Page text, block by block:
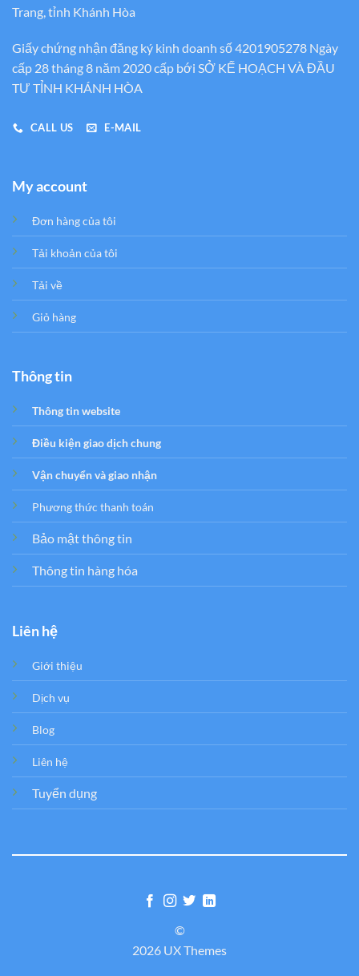
Trang, tỉnh Khánh Hòa
Giấy chứng nhận đăng ký kinh doanh số 4201905278 Ngày
cấp 28 tháng 8 năm 2020 cấp bới SỞ KẾ HOẠCH VÀ ĐẦU
TƯ TỈNH KHÁNH HÒA
CALL US E-MAIL
My account
Đơn hàng của tôi
Tải khoản của tôi
Tải về
Giỏ hàng
Thông tin
Thông tin website
Điều kiện giao dịch chung
Vận chuyển và giao nhận
Phương thức thanh toán
Bảo mật thông tin
Thông tin hàng hóa
Liên hệ
Giới thiệu
Dịch vụ
Blog
Liên hệ
Tuyển dụng
©
2026 UX Themes